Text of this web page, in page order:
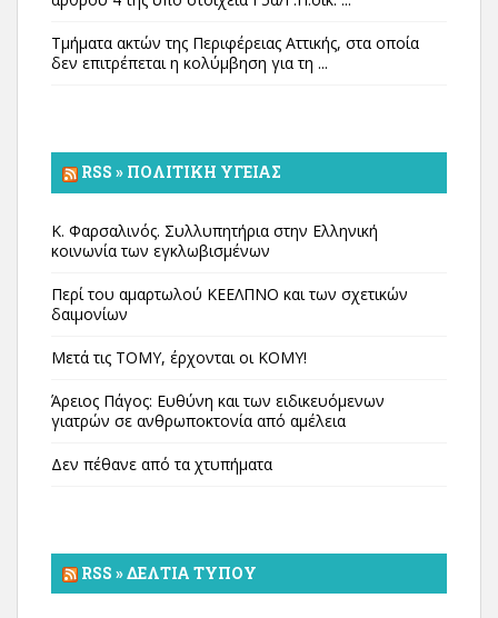
Τμήματα ακτών της Περιφέρειας Αττικής, στα οποία
δεν επιτρέπεται η κολύμβηση για τη ...
RSS » ΠΟΛΙΤΙΚΉ ΥΓΕΊΑΣ
Κ. Φαρσαλινός. Συλλυπητήρια στην Ελληνική
κοινωνία των εγκλωβισμένων
Περί του αμαρτωλού ΚΕΕΛΠΝΟ και των σχετικών
δαιμονίων
Μετά τις ΤΟΜΥ, έρχονται οι ΚΟΜΥ!
Άρειος Πάγος: Ευθύνη και των ειδικευόμενων
γιατρών σε ανθρωποκτονία από αμέλεια
Δεν πέθανε από τα χτυπήματα
RSS » ΔΕΛΤΊΑ ΤΎΠΟΥ